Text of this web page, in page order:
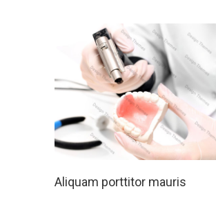
Aliquam porttitor mauris